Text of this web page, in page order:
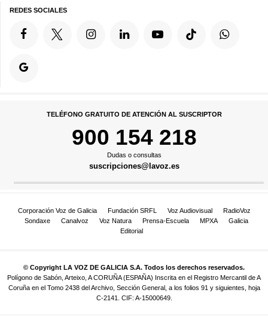
REDES SOCIALES
TELÉFONO GRATUITO DE ATENCIÓN AL SUSCRIPTOR
900 154 218
Dudas o consultas
suscripciones@lavoz.es
Corporación Voz de Galicia Fundación SRFL Voz Audiovisual
RadioVoz
Sondaxe
Canalvoz Voz Natura Prensa-Escuela MPXA
Galicia
Editorial
© Copyright LA VOZ DE GALICIA S.A. Todos los derechos reservados.
Polígono de Sabón, Arteixo, A CORUÑA (ESPAÑA) Inscrita en el Registro Mercantil de A
Coruña en el Tomo 2438 del Archivo, Sección General, a los folios 91 y siguientes, hoja
C-2141. CIF: A-15000649.